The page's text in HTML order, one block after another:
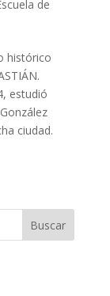
de
histórico
estudió
ciudad.